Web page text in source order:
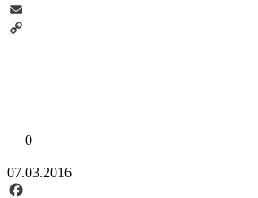
Telegram
Email
0
07.03.2016